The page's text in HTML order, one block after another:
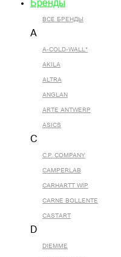
Бренды
ВСЕ БРЕНДЫ
A
A-COLD-WALL*
AKILA
ALTRA
ANGLAN
ARTE ANTWERP
ASICS
C
C.P. COMPANY
CAMPERLAB
CARHARTT WIP
CARNE BOLLENTE
CASTART
D
DIEMME